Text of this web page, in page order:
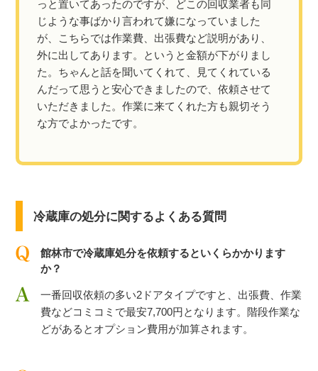
っと置いてあったのですが、どこの回収業者も同
じような事ばかり言われて嫌になっていました
が、こちらでは作業費、出張費など説明があり、
外に出してあります。というと金額が下がりまし
た。ちゃんと話を聞いてくれて、見てくれている
んだって思うと安心できましたので、依頼させて
いただきました。作業に来てくれた方も親切そう
な方でよかったです。
冷蔵庫の処分に関するよくある質問
館林市で冷蔵庫処分を依頼するといくらかかります
か？
一番回収依頼の多い2ドアタイプですと、出張費、作業
費などコミコミで最安7,700円となります。階段作業な
どがあるとオプション費用が加算されます。